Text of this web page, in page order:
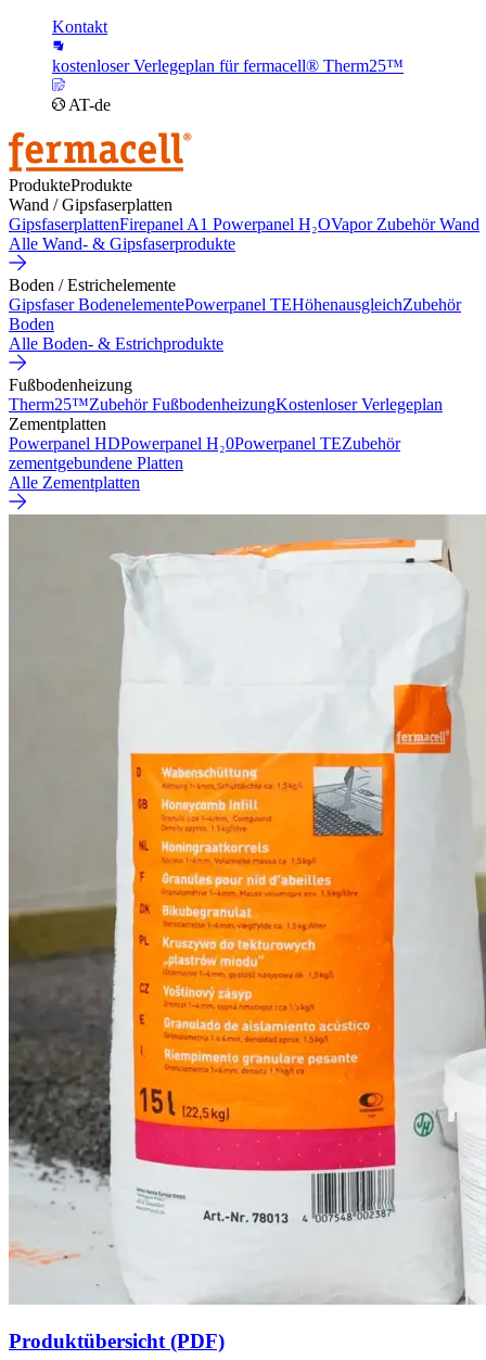
Kontakt
kostenloser Verlegeplan für fermacell® Therm25™
AT-de
ProdukteProdukte
Wand / Gipsfaserplatten
GipsfaserplattenFirepanel A1 Powerpanel H₂OVapor Zubehör Wand
Alle Wand- & Gipsfaserprodukte
Boden / Estrichelemente
Gipsfaser BodenelementePowerpanel TEHöhenausgleichZubehör
Boden
Alle Boden- & Estrichprodukte
Fußbodenheizung
Therm25™Zubehör FußbodenheizungKostenloser Verlegeplan
Zementplatten
Powerpanel HDPowerpanel H₂0Powerpanel TEZubehör
zementgebundene Platten
Alle Zementplatten
Produktübersicht (PDF)